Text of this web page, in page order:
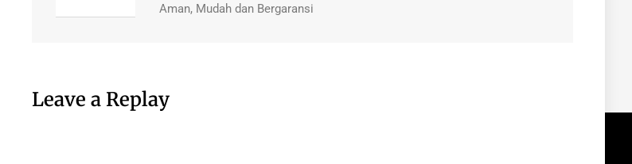
Aman, Mudah dan Bergaransi
Leave a Replay